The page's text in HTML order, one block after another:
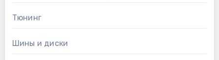
Тюнинг
Шины и диски